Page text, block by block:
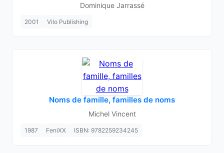
Dominique Jarrassé
2001 Vilo Publishing
Noms de famille, familles de noms
Michel Vincent
1987 FeniXX ISBN: 9782259234245